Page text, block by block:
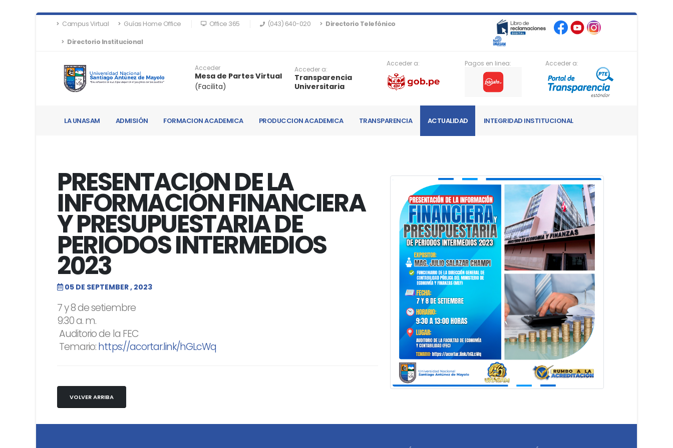
Campus Virtual Guías Home Office Office 365 (043) 640-020 Directorio Telefónico
Directorio Institucional
Acceder
Mesa de Partes Virtual
(Facilita)
Acceder a:
Transparencia
Universitaria
Acceder a: Pagos en linea: Acceder a:
LA UNASAM ADMISIÓN FORMACION ACADEMICA PRODUCCION ACADEMICA TRANSPARENCIA ACTUALIDAD INTEGRIDAD INSTITUCIONAL
PRESENTACIÓN DE LA
INFORMACIÓN FINANCIERA
Y PRESUPUESTARIA DE
PERIODOS INTERMEDIOS
2023
05 DE SEPTEMBER , 2023
7 y 8 de setiembre
9:30 a. m.
Auditorio de la FEC
Temario:https://acortar.link/hGLcWq
VOLVER ARRIBA